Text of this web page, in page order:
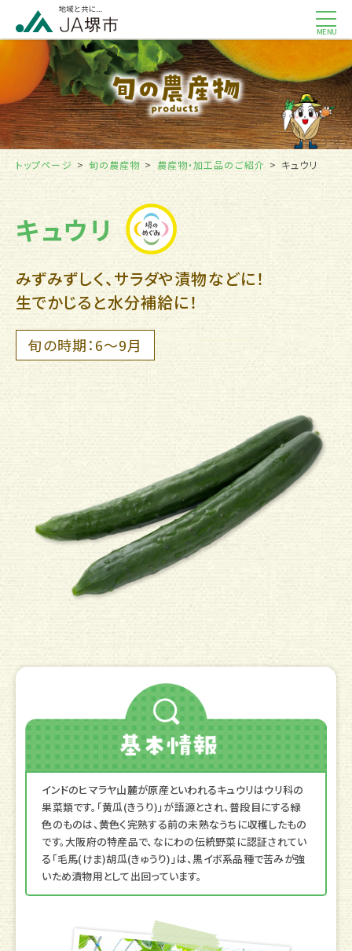
MENU
トップページ 旬の農産物 農産物・加工品のご紹介 キュウリ
キュウリ
みずみずしく、サラダや漬物などに！
生でかじると水分補給に！
旬の時期：6～9月
インドのヒマラヤ山麓が原産といわれるキュウリはウリ科の
果菜類です。「黄瓜(きうり)」が語源とされ、普段目にする緑
色のものは、黄色く完熟する前の未熟なうちに収穫したもの
です。大阪府の特産品で、なにわの伝統野菜に認証されてい
る「毛馬(けま)胡瓜(きゅうり)」は、黒イボ系品種で苦みが強
いため漬物用として出回っています。